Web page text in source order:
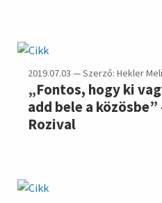
2019.07.03 — Szerző: Hekler
„Fontos, hogy ki
add bele a
Rozival